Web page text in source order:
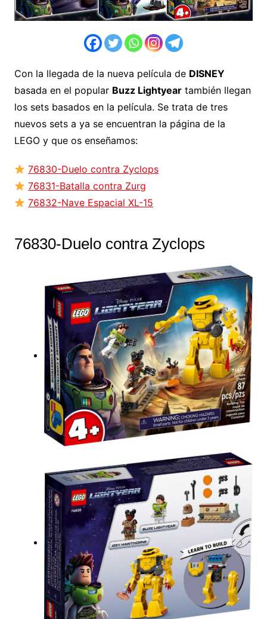
Con la llegada de la nueva película de DISNEY
basada en el popular Buzz Lightyeartambién llegan
los sets basados en la película. Se trata de tres
nuevos sets a ya se encuentran la página de la
LEGO y que os enseñamos:
76830-Duelo contra Zyclops
76831-Batalla contra Zurg
76832-Nave Espacial XL-15
76830-Duelo contra Zyclops